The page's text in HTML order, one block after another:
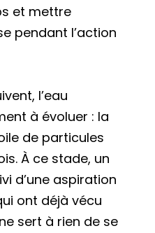
et mettre
pendant l’action
l’eau
à évoluer : la
de particules
À ce stade, un
d’une aspiration
ont déjà vécu
sert à rien de se